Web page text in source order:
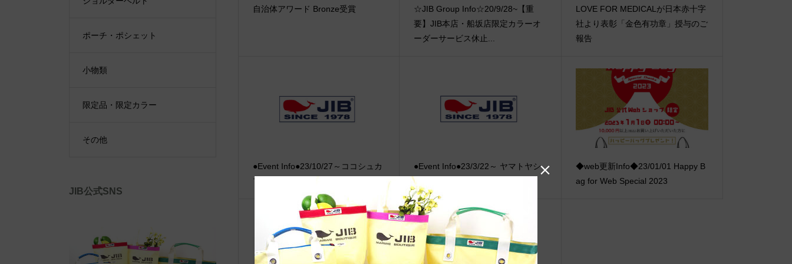
自治体アワード Bronze受賞
☆JIB Group Info☆20/9/28~【重
要】JIB本店・船坂店限定カラーオ
ーダーサービス休止...
LOVE FOR MEDICALが日本赤十字
社より表彰「金色有功章」授与のご
報告
●Event Info●23/10/27～ココシュカ
プリコ神戸店にてJIBフェア開催！
●Event Info●23/3/22～ ヤマトヤシ
キ加古川店にてJIBフェア開催！
◆web更新Info◆23/01/01 Happy B
ag for Web Special 2023
ポーチ・ポシェット
小物類
限定品・限定カラー
その他
JIB公式SNS
